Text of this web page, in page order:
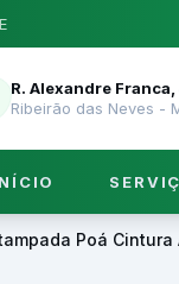
R. Alexandre
Ribeirão das Neves -
Poá